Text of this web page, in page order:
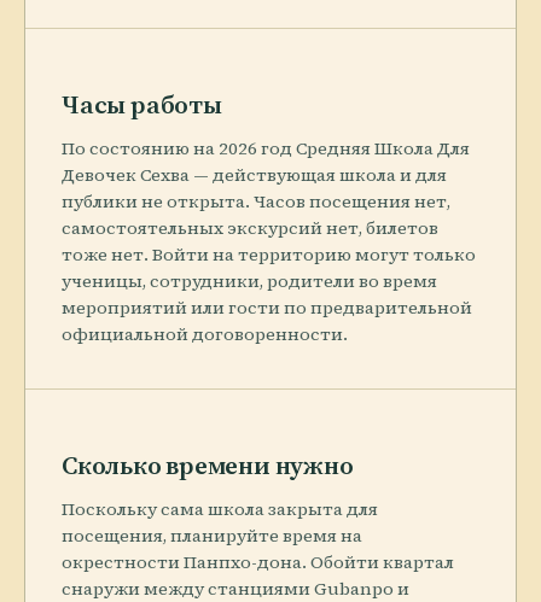
Часы работы
По состоянию на 2026 год Средняя Школа Для
Девочек Сехва — действующая школа и для
публики не открыта. Часов посещения нет,
самостоятельных экскурсий нет, билетов
тоже нет. Войти на территорию могут только
ученицы, сотрудники, родители во время
мероприятий или гости по предварительной
официальной договоренности.
Сколько времени нужно
Поскольку сама школа закрыта для
посещения, планируйте время на
окрестности Панпхо-дона. Обойти квартал
снаружи между станциями Gubanpo и